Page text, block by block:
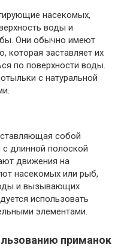
насекомых,
воды и
Они обычно имеют
которая заставляет их
по поверхности воды.
с натуральной
собой
длинной полоской
движения на
насекомых или рыб,
и вызывающих
использовать
элементами.
приманок